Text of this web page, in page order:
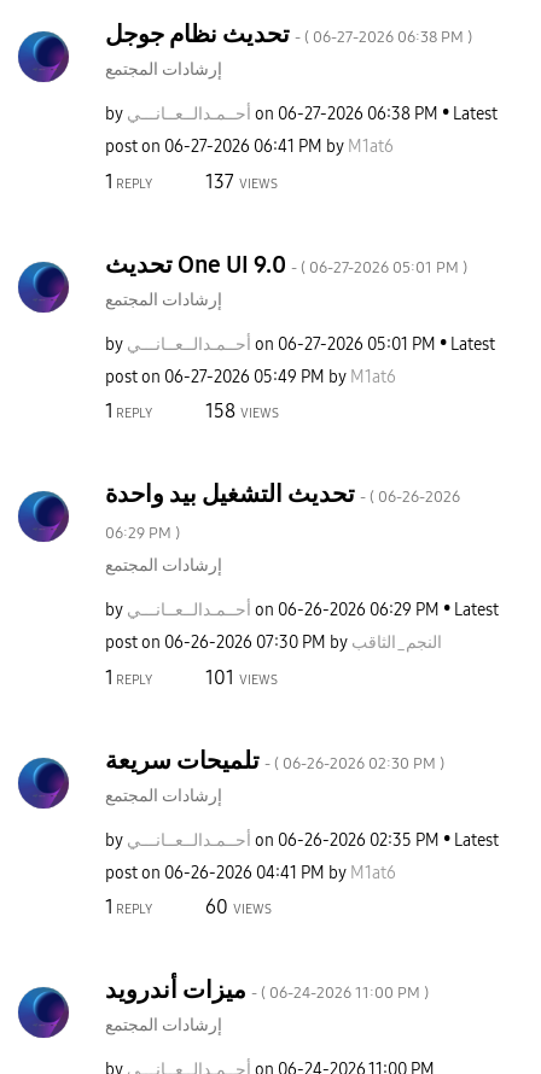
تحديث نظام جوجل - ( ‎06-27-2026 06:38 PM )
إرشادات المجتمع
by أحــمـدالــعــانـــي on ‎06-27-2026 06:38 PM
Latest
post on ‎06-27-2026 06:41 PM by M1at6
1 REPLY 137 VIEWS
تحديث One UI 9.0 - ( ‎06-27-2026 05:01 PM )
إرشادات المجتمع
by أحــمـدالــعــانـــي on ‎06-27-2026 05:01 PM
Latest
post on ‎06-27-2026 05:49 PM by M1at6
1 REPLY 158 VIEWS
تحديث التشغيل بيد واحدة - ( ‎06-26-2026
06:29 PM )
إرشادات المجتمع
by أحــمـدالــعــانـــي on ‎06-26-2026 06:29 PM
Latest
post on ‎06-26-2026 07:30 PM by النجم_الثاقب
1 REPLY 101 VIEWS
تلميحات سريعة - ( ‎06-26-2026 02:30 PM )
إرشادات المجتمع
by أحــمـدالــعــانـــي on ‎06-26-2026 02:35 PM
Latest
post on ‎06-26-2026 04:41 PM by M1at6
1 REPLY 60 VIEWS
- ( ‎06-24-2026 11:00 PM )
إرشادات المجتمع
by أحــمـدالــعــانـــي on ‎06-24-202611:00 PM